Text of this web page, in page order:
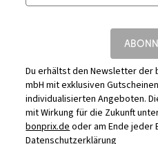
Du erhältst den Newsletter der
mbH mit exklusiven
individualisierten Angeboten.
mit Wirkung für die Zukunft
bonprix.deoder am Ende jeder
Datenschutzerklärung